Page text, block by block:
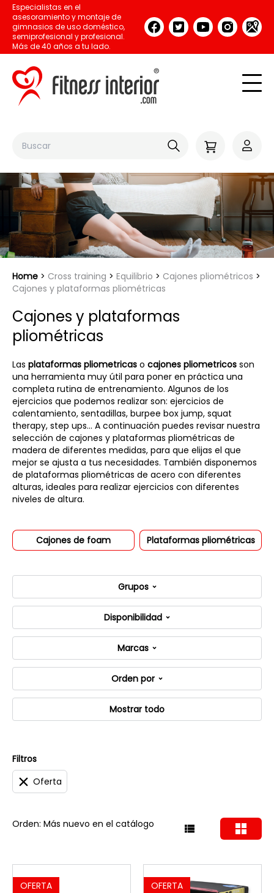
Especialistas en el
asesoramiento y montaje de
gimnasios de uso doméstico,
semiprofesional y profesional.
Más de 40 años a tu lado.
Home Cross training Equilibrio
Cajones pliométricos
Cajones y plataformas pliométricas
Cajones y plataformas
pliométricas
Las plataformas pliometricas o cajones pliometricos son
una herramienta muy útil para poner en práctica una
completa rutina de entrenamiento. Algunos de los
ejercicios que podemos realizar son: ejercicios de
calentamiento, sentadillas, burpee box jump, squat
therapy, step ups... A continuación puedes revisar nuestra
selección de cajones y plataformas pliométricas de
madera de diferentes medidas, para que elijas el que
mejor se ajusta a tus necesidades. También disponemos
de plataformas pliométricas de acero con diferentes
alturas, ideales para realizar ejercicios con diferentes
niveles de altura.
Cajones de foam Plataformas pliométricas
Grupos
Disponibilidad
Marcas
Orden por
Mostrar todo
Filtros
Oferta
Orden: Más nuevo en el catálogo
OFERTA OFERTA